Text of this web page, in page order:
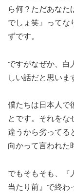
ら何？ただあなた
でしょ笑』ってな
ずです。
ですがなぜか、白
しい話だと思いま
僕たちは日本人で
とです。それをな
違うから劣ってる
向かって言われた
でもそもそも、『
当たり前』で終わ